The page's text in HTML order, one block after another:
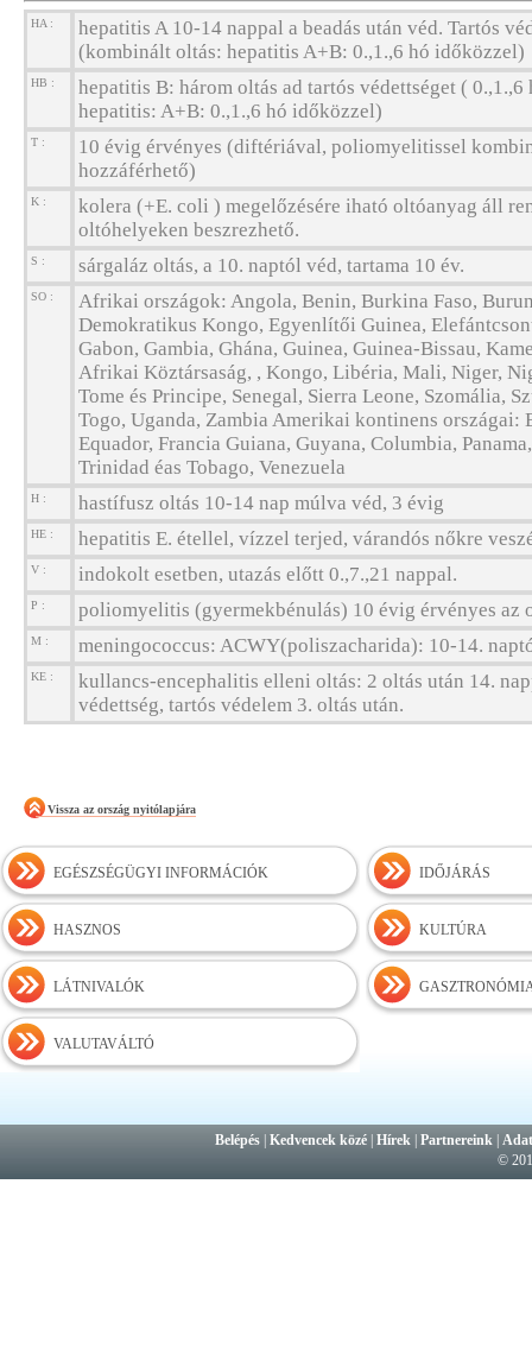
HA :
hepatitis A 10-14 nappal a beadás után véd. Tartós
(kombinált oltás: hepatitis A+B: 0.,1.,6 hó időközzel)
HB :
hepatitis B: három oltás ad tartós védettséget (
hepatitis: A+B: 0.,1.,6 hó időközzel)
T :
10 évig érvényes (diftériával, poliomyelitissel
hozzáférhető)
K :
kolera (+E. coli ) megelőzésére iható oltóanyag áll
oltóhelyeken beszrezhető.
S : sárgaláz oltás, a 10. naptól véd, tartama 10 év.
SO :
Afrikai országok: Angola, Benin, Burkina Faso,
Demokratikus Kongo, Egyenlítői Guinea,
Gabon, Gambia, Ghána, Guinea, Guinea-Bissau,
Afrikai Köztársaság, , Kongo, Libéria, Mali, Niger,
Tome és Principe, Senegal, Sierra Leone, Szomália,
Togo, Uganda, Zambia Amerikai kontinens
Equador, Francia Guiana, Guyana, Columbia,
Trinidad éas Tobago, Venezuela
H : hastífusz oltás 10-14 nap múlva véd, 3 évig
HE : hepatitis E. étellel, vízzel terjed, várandós nőkre
V : indokolt esetben, utazás előtt 0.,7.,21 nappal.
P : poliomyelitis (gyermekbénulás) 10 évig érvényes az
M : meningococcus: ACWY(poliszacharida): 10-14.
KE :
kullancs-encephalitis elleni oltás: 2 oltás után 14.
védettség, tartós védelem 3. oltás után.
Vissza az ország nyitólapjára
EGÉSZSÉGÜGYI INFORMÁCIÓK IDŐJÁRÁS
HASZNOS KULTÚRA
LÁTNIVALÓK
VALUTAVÁLTÓ
Belépés |Kedvencek közé |Hírek |Partnereink |
©